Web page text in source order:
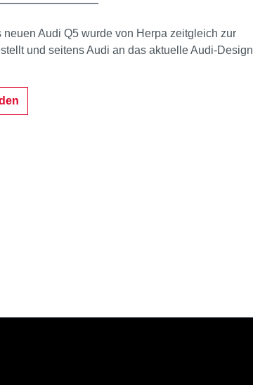
Audi Q5 wurde von Herpa zeitgleich zur
und seitens Audi an das aktuelle Audi-Design